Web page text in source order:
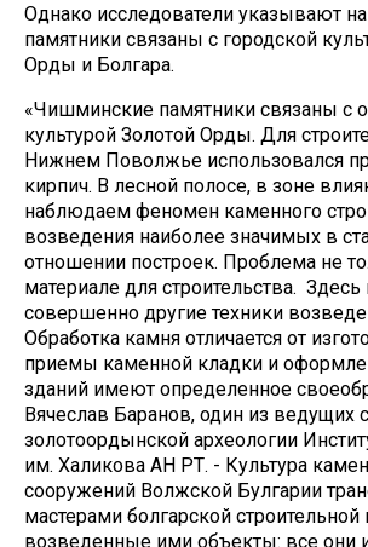
Однако исследователи указывают на
памятники связаны с городской
Орды и Болгара.
«Чишминские памятники связаны с
культурой Золотой Орды. Для
Нижнем Поволжье использовался
кирпич. В лесной полосе, в зоне
наблюдаем феномен каменного
возведения наиболее значимых в
отношении построек. Проблема не
материале для строительства.
совершенно другие техники
Обработка камня отличается от
приемы каменной кладки и
зданий имеют определенное
Вячеслав Баранов, один из ведущих
золотоордынской археологии
им. Халикова АН РТ. - Культура
сооружений Волжской Булгарии
мастерами болгарской
возведенные ими объекты: все они